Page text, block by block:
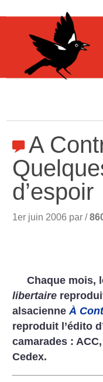
A
d’espoir
1er juin 2006 par /
Chaque mois,
libertaire
alsacienneÀ
reproduit l’édito
camarades :
Cedex.